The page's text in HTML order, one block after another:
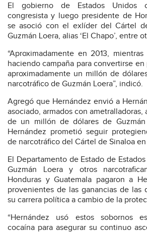
El gobierno de Estados Unidos
congresista y luego presidente de
se asoció con el exlíder del Cártel
Guzmán Loera, alias ‘El Chapo’, entre
“Aproximadamente en 2013,
haciendo campaña para convertirse
aproximadamente un millón de
narcotráfico de Guzmán Loera”, indicó.
Agregó que Hernández envió a
asociado, armados con ametralladoras,
de un millón de dólares de
Hernández prometió seguir
de narcotráfico del Cártel de Sinaloa
El Departamento de Estado de
Guzmán Loera y otros
Honduras y Guatemala pagaron a
provenientes de las ganancias de las
su carrera política a cambio de la
“Hernández usó estos sobornos
cocaína para asegurar su continuo